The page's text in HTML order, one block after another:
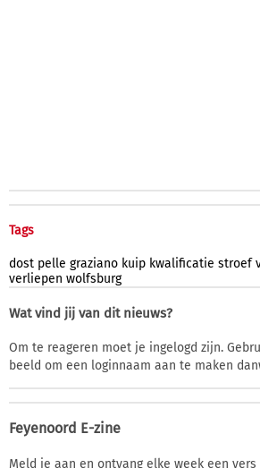
Tags
dost pelle graziano kuip kwalificatie stroef
verliepen wolfsburg
Wat vind jij van dit nieuws?
Om te reageren moet je ingelogd zijn.
beeld om een loginnaam aan te maken
Feyenoord E-zine
Meld je aan en ontvang elke week een